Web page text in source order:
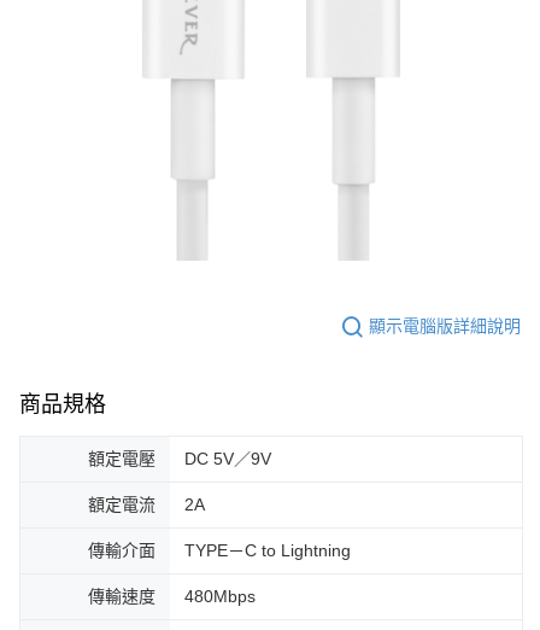
顯示電腦版詳細說明
商品規格
額定電壓 DC 5V／9V
額定電流 2A
傳輸介面 TYPE－C to Lightning
傳輸速度 480Mbps